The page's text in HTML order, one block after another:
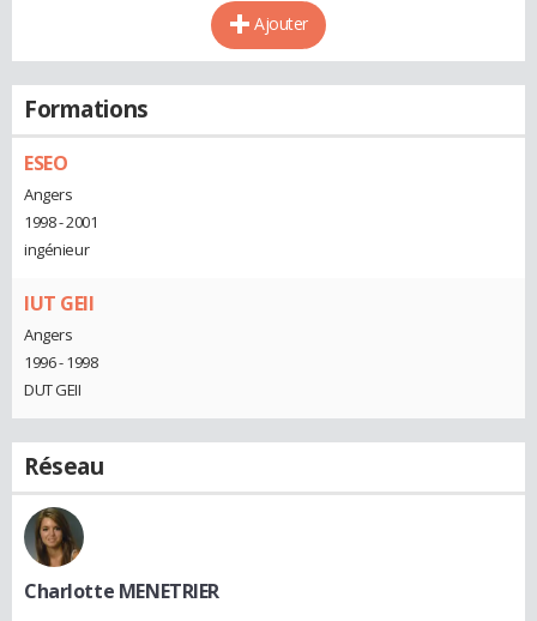
Ajouter
Formations
ESEO
Angers
1998 - 2001
ingénieur
IUT GEII
Angers
1996 - 1998
DUT GEII
Réseau
Charlotte MENETRIER